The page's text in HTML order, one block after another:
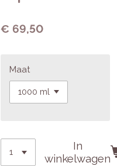
€ 69,50
Maat
In
winkelwagen